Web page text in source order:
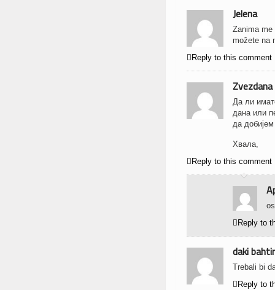
Jelena
Zanima me
možete na
 Reply to this comment
Zvezdana
Да ли
дана или
да
Хвала,
 Reply to this comment
 Reply to
daki
Trebali bi
 Reply to